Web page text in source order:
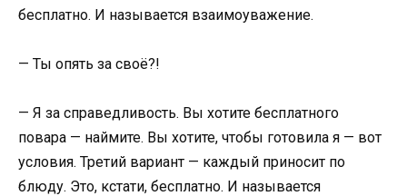
бесплатно. И называется взаимоуважение.
— Ты опять за своё?!
— Я за справедливость. Вы хотите бесплатного
повара — наймите. Вы хотите, чтобы готовила я — вот
условия. Третий вариант — каждый приносит по
блюду. Это, кстати, бесплатно. И называется